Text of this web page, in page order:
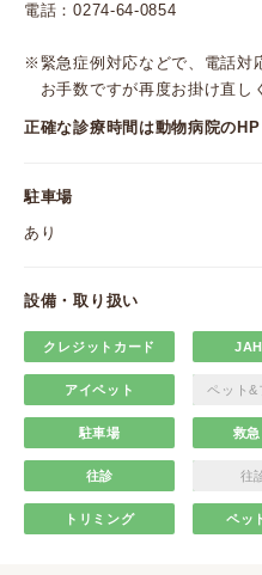
電話：0274-64-0854
※緊急症例対応などで、電話対
お手数ですが再度お掛け直し
正確な診療時間は動物病院の
駐車場
あり
設備・取り扱い
クレジットカード
アイペット ペット&
駐車場 救
往診 往
トリミング ペッ